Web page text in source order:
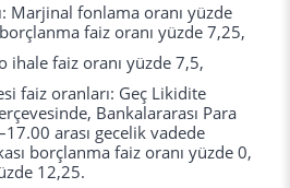
Marjinal fonlama oranı yüzde
faiz oranı yüzde 7,25,
faiz oranı yüzde 7,5,
faiz oranları: Geç Likidite
Bankalararası Para
arası gecelik vadede
borçlanma faiz oranı yüzde 0,
12,25.